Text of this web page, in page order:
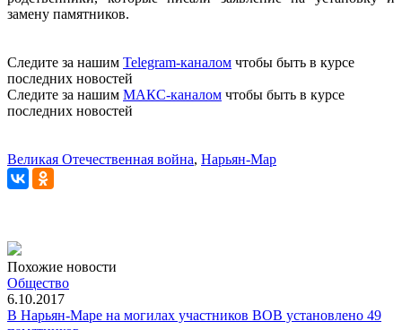
замену памятников.
Следите за нашим Telegram-каналом чтобы быть в курсе
последних новостей
Следите за нашим МАКС-каналом чтобы быть в курсе
последних новостей
Великая Отечественная война, Нарьян-Мар
Похожие новости
Общество
6.10.2017
В Нарьян-Маре на могилах участников ВОВ установлено 49